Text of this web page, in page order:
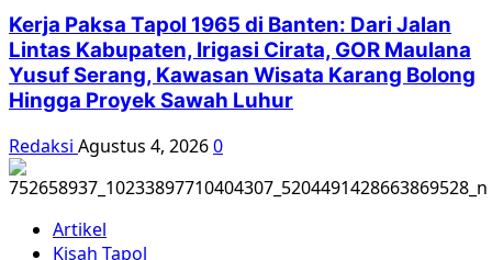
Kerja Paksa Tapol 1965 di Banten: Dari Jalan
Lintas Kabupaten, Irigasi Cirata, GOR Maulana
Yusuf Serang, Kawasan Wisata Karang Bolong
Hingga Proyek Sawah Luhur
Redaksi Agustus 4, 20260
Artikel
Kisah Tapol